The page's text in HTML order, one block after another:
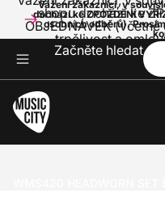
Vážení zákazníci, v
dochází ke ZPOŽDĚNÍ
osobních odběrů).
shopu dochází ke
OBJEDNÁVEK
trpělivost a
Začněte hledat